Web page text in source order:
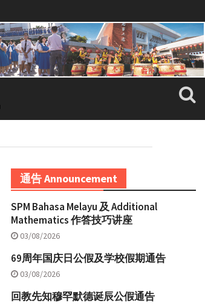
通告 Announcement
SPM Bahasa Melayu 及 Additional
Mathematics 作答技巧讲座
03/08/2026
69周年国庆日公假及学校假期通告
03/08/2026
回教先知穆罕默德诞辰公假通告